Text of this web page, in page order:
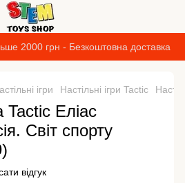
2000 грн - Безкоштовна доставка
ігри Настільні ігри Tactic
Tactic Еліас
Світ спорту
відгук